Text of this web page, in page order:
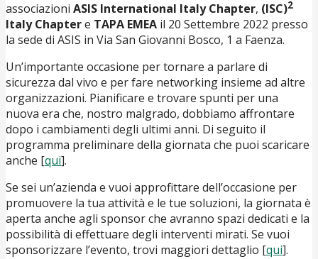
associazioni ASIS International Italy Chapter, (ISC)2
Italy Chaptere TAPA EMEA il 20 Settembre 2022 presso
la sede di ASIS in Via San Giovanni Bosco, 1 a Faenza.
Un’importante occasione per tornare a parlare di
sicurezza dal vivo e per fare networking insieme ad altre
organizzazioni. Pianificare e trovare spunti per una
nuova era che, nostro malgrado, dobbiamo affrontare
dopo i cambiamenti degli ultimi anni. Di seguito il
programma preliminare della giornata che puoi scaricare
anche [qui].
Se sei un’azienda e vuoi approfittare dell’occasione per
promuovere la tua attività e le tue soluzioni, la giornata è
aperta anche agli sponsor che avranno spazi dedicati e la
possibilità di effettuare degli interventi mirati. Se vuoi
sponsorizzare l’evento, trovi maggiori dettaglio [qui].